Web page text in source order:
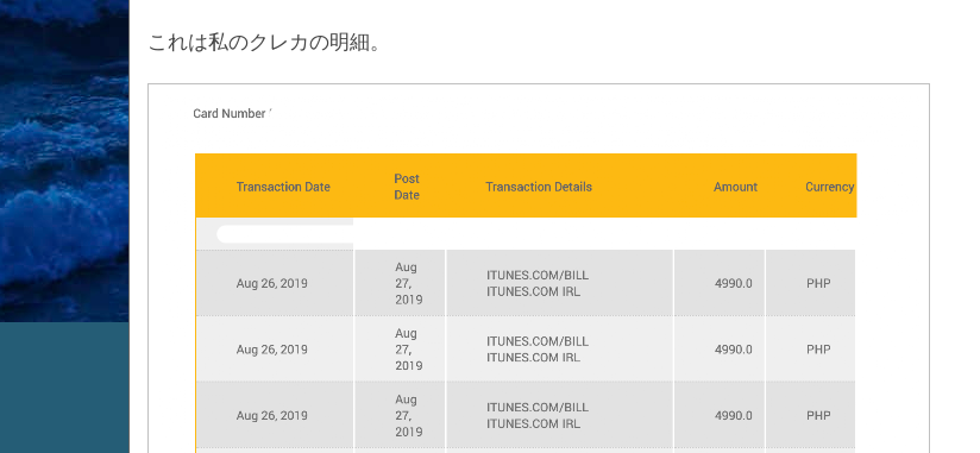
これは私のクレカの明細。